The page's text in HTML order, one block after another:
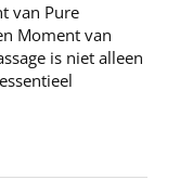
van Pure
Moment van
is niet alleen